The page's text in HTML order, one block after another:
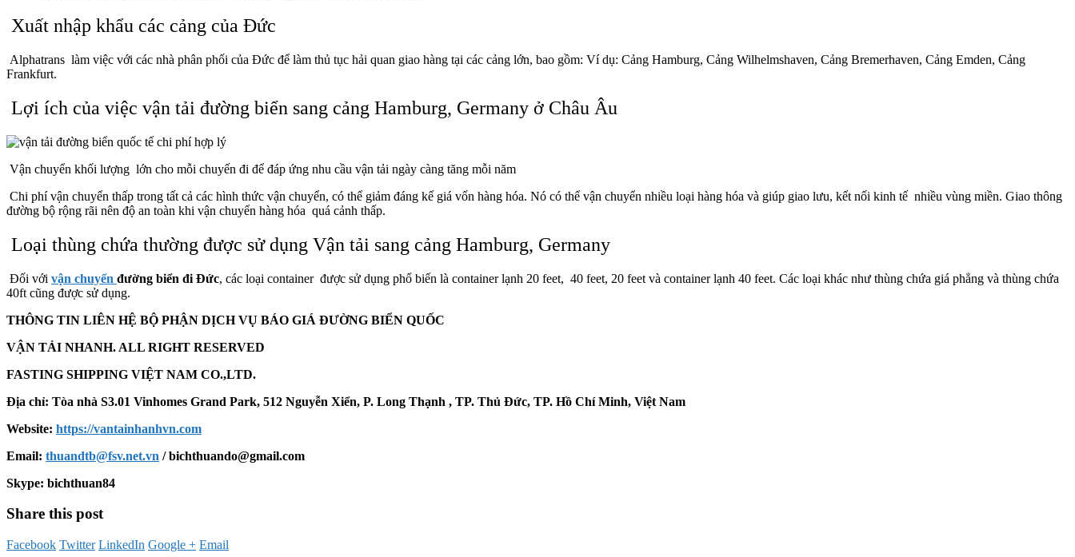
Xuất nhập khẩu các cảng của Đức
Alphatrans làm việc với các nhà phân phối của Đức để làm thủ tục hải quan giao hàng tại các cảng lớn, bao gồm: Ví dụ: Cảng Hamburg, Cảng Wilhelmshaven, Cảng Bremerhaven, Cảng Emden, Cảng
Frankfurt.
Lợi ích của việc vận tải đường biển sang cảng Hamburg, Germany ở Châu Âu
Vận chuyển khối lượng lớn cho mỗi chuyến đi để đáp ứng nhu cầu vận tải ngày càng tăng mỗi năm
Chi phívận chuyển thấp trong tất cả các hình thức vận chuyển, có thể giảm đáng kể giá vốn hàng hóa. Nó có thể vận chuyển nhiều loại hàng hóa và giúp giao lưu, kết nối kinh tế nhiều vùng miền. Giao thông
đường bộ rộng rãi nên độ an toàn khi vận chuyển hàng hóa quá cảnh thấp.
Loại thùng chứa thường được sử dụng Vận tải sang cảng Hamburg, Germany
Đối với vận chuyển đường biển đi Đức, các loại container được sử dụng phổ biến là containerlạnh 20 feet, 40 feet, 20 feet và container lạnh 40 feet. Các loại khác như thùng chứa giá phẳng và thùng chứa
40ft cũng được sử dụng.
THÔNG TIN LIÊN HỆ BỘ PHẬN DỊCH VỤ BÁO GIÁ ĐƯỜNG BIỂN QUỐC
VẬN TẢI NHANH. ALL RIGHT RESERVED
FASTING SHIPPING VIỆT NAM CO.,LTD.
Địa chỉ: Tòa nhà S3.01 Vinhomes Grand Park, 512 Nguyễn Xiển, P. Long Thạnh , TP. Thủ Đức, TP. Hồ Chí Minh, Việt Nam
Website: https://vantainhanhvn.com
Email: thuandtb@fsv.net.vn / bichthuando@gmail.com
Skype: bichthuan84
Share this post
Facebook Twitter LinkedIn Google + Email